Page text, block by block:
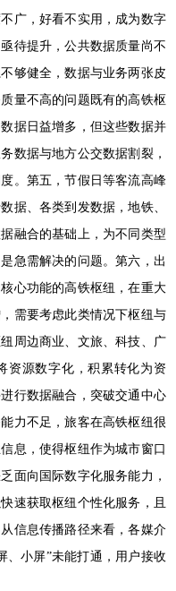
广，好看不实用，成为数字
待提升，公共数据质量尚不
够健全，数据与业务两张皮
量不高的问题既有的高铁枢
据日益增多，但这些数据并
数据与地方公交数据割裂，
。第五，节假日等客流高峰
据、各类到发数据，地铁、
融合的基础上，为不同类型
急需解决的问题。第六，出
心功能的高铁枢纽，在重大
需要考虑此类情况下枢纽与
周边商业、文旅、科技、广
资源数字化，积累转化为资
行数据融合，突破交通中心
力不足，旅客在高铁枢纽很
息，使得枢纽作为城市窗口
面向国际数字化服务能力，
速获取枢纽个性化服务，且
信息传播路径来看，各媒介
、小屏”未能打通，用户接收